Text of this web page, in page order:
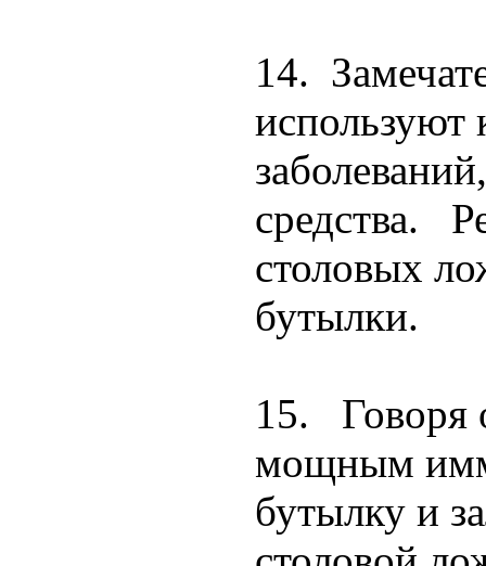
14.
используют
средства.
столовых
бутылки.
15. Говоря
мощным
бутылку и